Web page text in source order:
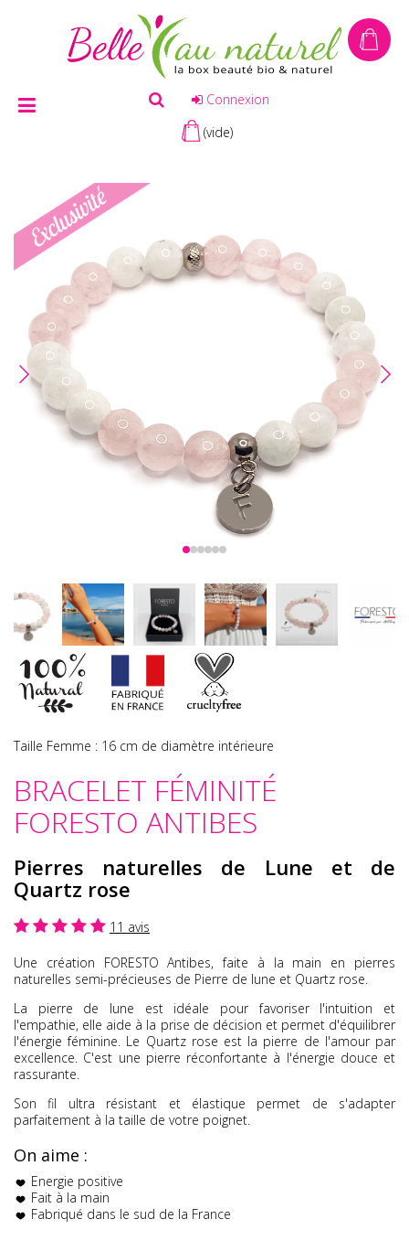
Connexion
(vide)
Taille Femme : 16 cm de diamètre intérieure
BRACELET FÉMINITÉ
FORESTO ANTIBES
Pierres naturelles de Lune et de
Quartz rose
11 avis
Une création FORESTO Antibes, faite à la main en pierres
naturelles semi-précieuses de Pierre de lune et Quartz rose.
La pierre de lune est idéale pour favoriser l'intuition et
l'empathie, elle aide à la prise de décision et permet d'équilibrer
l'énergie féminine. Le Quartz rose est la pierre de l'amour par
excellence. C'est une pierre réconfortante à l'énergie douce et
rassurante.
Son fil ultra résistant et élastique permet de s'adapter
parfaitement à la taille de votre poignet.
On aime :
Energie positive
Fait à la main
Fabriqué dans le sud de la France